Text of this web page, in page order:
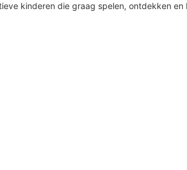
kinderen die graag spelen, ontdekken en